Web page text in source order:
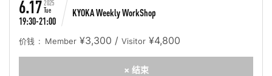
6.17 2025
Tue
19:30-21:00
KYOKA Weekly WorkShop
价钱 Member ¥3,300 / Visitor ¥4,800
× 结束